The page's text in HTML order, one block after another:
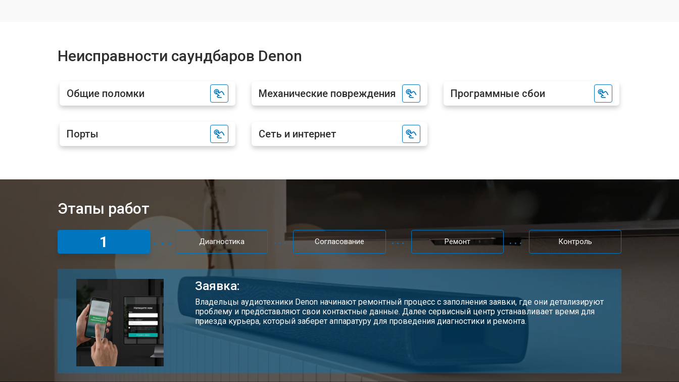
Неисправности саундбаров Denon
Общие поломки Механические повреждения Программные сбои
Порты Сеть и интернет
Этапы работ
1
Диагностика Согласование Ремонт Контроль
Заявка:
Владельцы аудиотехники Denon начинают ремонтный процесс с заполнения заявки, где они детализируют
проблему и предоставляют свои контактные данные. Далее сервисный центр устанавливает время для
приезда курьера, который заберет аппаратуру для проведения диагностики и ремонта.